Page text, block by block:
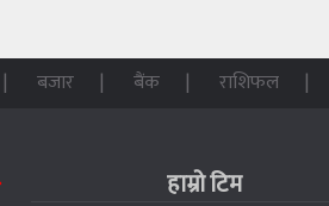
बजार बैंक राशिफल
हाम्रो टिम